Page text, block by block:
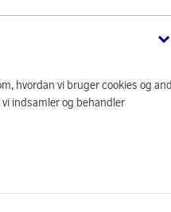
hvordan vi bruger cookies og
indsamler og behandler